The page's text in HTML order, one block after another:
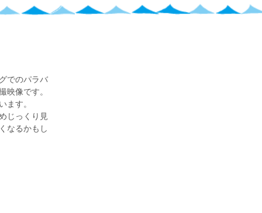
でのパラバ
映像です。
ます。
じっくり見
なるかもし